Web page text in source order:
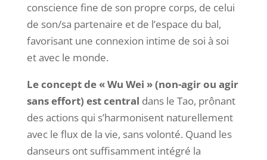
conscience fine de son propre corps, de celui
de son/sa partenaire et de l’espace du bal,
favorisant une connexion intime de soi à soi
et avec le monde.
Le concept de « Wu Wei » (non-agir ou agir
sans effort) est central dans le Tao, prônant
des actions qui s’harmonisent naturellement
avec le flux de la vie, sans volonté. Quand les
danseurs ont suffisamment intégré la